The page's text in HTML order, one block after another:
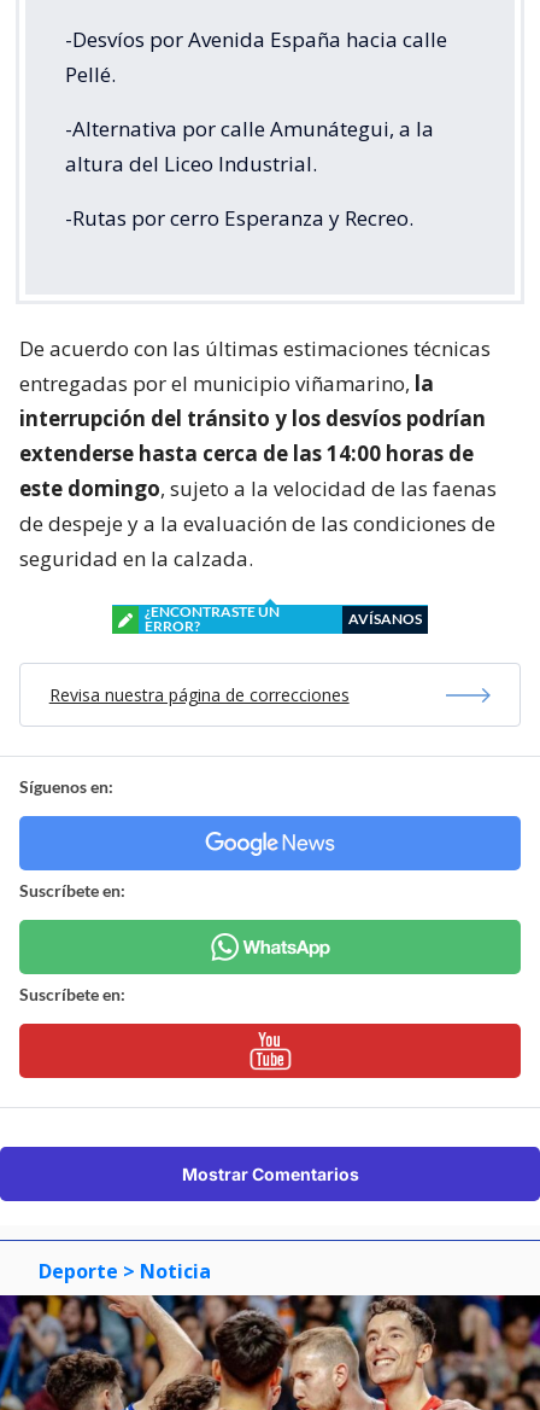
-Desvíos por Avenida España hacia calle
Pellé.
-Alternativa por calle Amunátegui, a la
altura del Liceo Industrial.
-Rutas por cerro Esperanza y Recreo.
De acuerdo con las últimas estimaciones técnicas
entregadas por el municipio viñamarino, la
interrupción del tránsito y los desvíos podrían
extenderse hasta cerca de las 14:00 horas de
este domingo, sujeto a la velocidad de las faenas
de despeje y a la evaluación de las condiciones de
seguridad en la calzada.
¿ENCONTRASTE UN
ERROR?
AVÍSANOS
Revisa nuestra página de correcciones
Síguenos en:
Suscríbete en:
Suscríbete en:
Mostrar Comentarios
Deporte > Noticia